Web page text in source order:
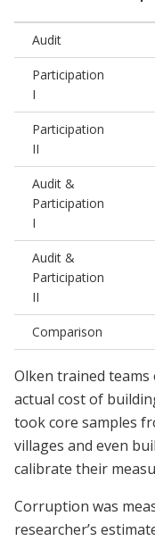
Audit
Participation
I
Participation
II
Audit &
Participation
I
Audit &
Participation
II
Comparison
Olken trained
actual cost of
took core samples
villages and even
calibrate their
Corruption was
researcher’s